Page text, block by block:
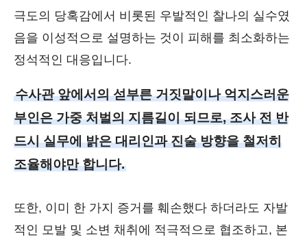
극도의 당혹감에서 비롯된 우발적인 찰나의 실수였
음을 이성적으로 설명하는 것이 피해를 최소화하는
정석적인 대응입니다.
수사관 앞에서의 섣부른 거짓말이나 억지스러운
부인은 가중 처벌의 지름길이 되므로, 조사 전 반
드시 실무에 밝은 대리인과 진술 방향을 철저히
조율해야만 합니다.
또한, 이미 한 가지 증거를 훼손했다 하더라도 자발
적인 모발 및 소변 채취에 적극적으로 협조하고, 본